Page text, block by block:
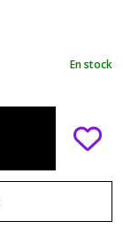
En stock